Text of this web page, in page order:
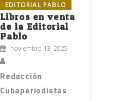
EDITORIAL PABLO
Libros en venta
de la Editorial
Pablo
noviembre 13, 2025
Redacción
Cubaperiodistas